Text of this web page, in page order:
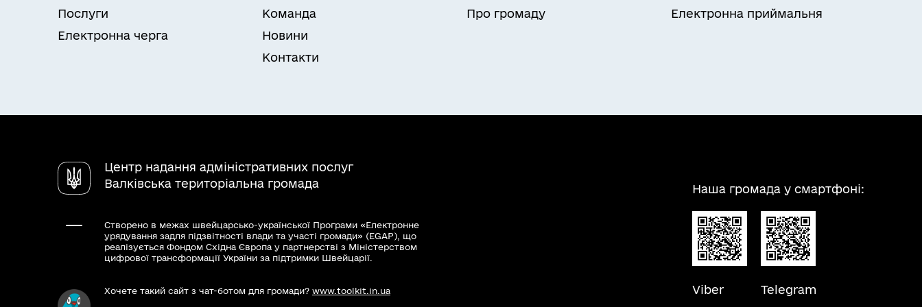
Видача витягу з реєстру територіальної громади
Послуги
Електронна черга
Команда
Новини
Контакти
Про громаду Електронна приймальня
Центр надання адміністративних послуг
Валківська територіальна громада
Створено в межах швейцарсько-української Програми «Електронне
урядування задля підзвітності влади та участі громади» (EGAP), що
реалізується Фондом Східна Європа у партнерстві з Міністерством
цифрової трансформації України за підтримки Швейцарії.
Хочете такий сайт з чат-ботом для громади? www.toolkit.in.ua
Наша громада у смартфоні:
Viber Telegram